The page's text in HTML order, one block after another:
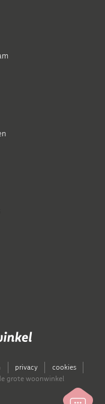
privacy
cookies
grote woonwinkel